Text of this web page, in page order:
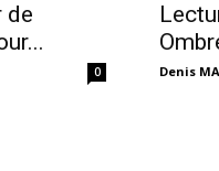
de
0 Denis